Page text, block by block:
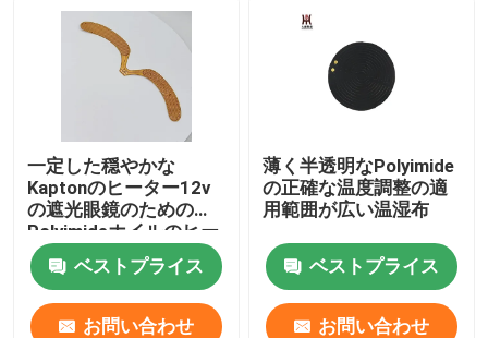
一定した穏やかな
Kaptonのヒーター12v
の遮光眼鏡のための
Polyimideホイルのヒー
ター
ベストプライス
お問い合わせ
薄く半透明なPolyimide
の正確な温度調整の適
用範囲が広い温湿布
ベストプライス
お問い合わせ